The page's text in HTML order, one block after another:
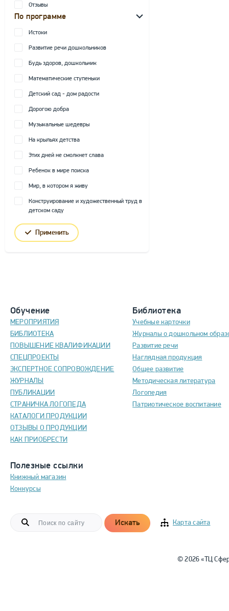
Отзывы
По программе
Истоки
Развитие речи дошкольников
Будь здоров, дошкольник
Математические ступеньки
Детский сад - дом радости
Дорогою добра
Музыкальные шедевры
На крыльях детства
Этих дней не смолкнет слава
Ребенок в мире поиска
Мир, в котором я живу
Конструирование и художественный труд в
детском саду
Применить
Обучение
МЕРОПРИЯТИЯ
БИБЛИОТЕКА
ПОВЫШЕНИЕ КВАЛИФИКАЦИИ
СПЕЦПРОЕКТЫ
ЭКСПЕРТНОЕ СОПРОВОЖДЕНИЕ
ЖУРНАЛЫ
ПУБЛИКАЦИИ
СТРАНИЧКА ЛОГОПЕДА
КАТАЛОГИ ПРОДУКЦИИ
ОТЗЫВЫ О ПРОДУКЦИИ
КАК ПРИОБРЕСТИ
Полезные ссылки
Книжный магазин
Конкурсы
Библиотека
Учебные карточки
Журналы о дошкольном
Развитие речи
Наглядная продукция
Общее развитие
Методическая литература
Логопедия
Патриотическое воспитание
Искать Карта сайта
© 2026 «ТЦ